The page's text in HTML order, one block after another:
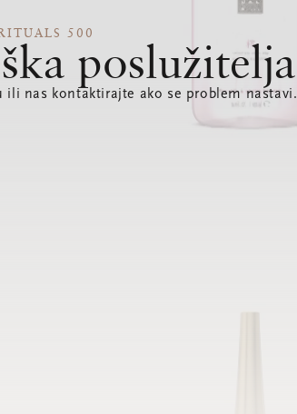
500
poslužitelja
ili nas kontaktirajte ako se problem nastavi.